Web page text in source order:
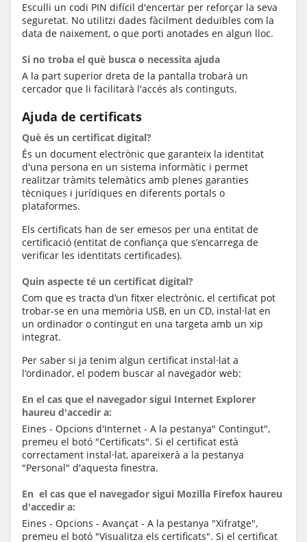
Esculli un codi PIN difícil d'encertar per reforçar la seva
seguretat. No utilitzi dades fàcilment deduïbles com la
data de naixement, o que porti anotades en algun lloc.
Si no troba el què busca o necessita ajuda
A la part superior dreta de la pantalla trobarà un
cercador que li facilitarà l'accés als continguts.
Ajuda de certificats
Què és un certificat digital?
És un document electrònic que garanteix la identitat
d'una persona en un sistema informàtic i permet
realitzar tràmits telemàtics amb plenes garanties
tècniques i jurídiques en diferents portals o
plataformes.
Els certificats han de ser emesos per una entitat de
certificació (entitat de confiança que s’encarrega de
verificar les identitats certificades).
Quin aspecte té un certificat digital?
Com que es tracta d’un fitxer electrònic, el certificat pot
trobar-se en una memòria USB, en un CD, instal·lat en
un ordinador o contingut en una targeta amb un xip
integrat.
Per saber si ja tenim algun certificat instal·lat a
l’ordinador, el podem buscar al navegador web:
En el cas que el navegador sigui Internet Explorer
haureu d'accedir a:
Eines - Opcions d'Internet - A la pestanya" Contingut",
premeu el botó "Certificats". Si el certificat està
correctament instal·lat, apareixerà a la pestanya
"Personal" d'aquesta finestra.
En el cas que el navegador sigui Mozilla Firefox haureu
d'accedir a:
Eines - Opcions - Avançat - A la pestanya "Xifratge",
premeu el botó "Visualitza els certificats". Si el certificat